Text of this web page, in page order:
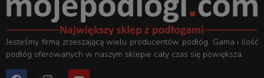
Jesteśmy firmą zrzeszającą wielu producentów podłóg. Gama i ilość
podłóg oferowanych w naszym sklepie cały czas się powiększa.